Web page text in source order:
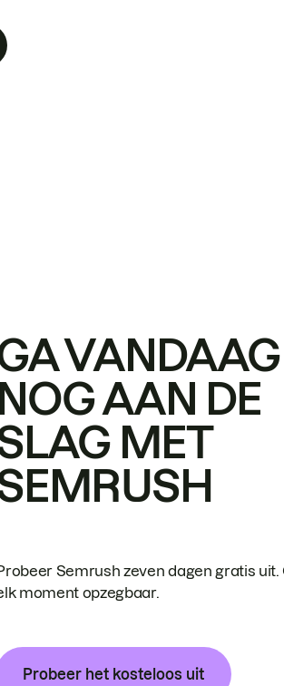
VANDAAG
NOG AAN DE
MET
Semrush zeven dagen gratis uit.
moment opzegbaar.
Probeer het kosteloos uit